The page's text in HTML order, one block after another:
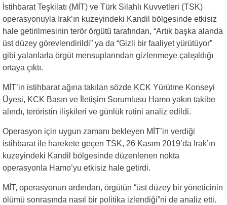
İstihbarat Teşkilatı (MİT) ve Türk Silahlı Kuvvetleri (TSK)
operasyonuyla Irak’ın kuzeyindeki Kandil bölgesinde etkisiz
hale getirilmesinin terör örgütü tarafından, “Artık başka alanda
üst düzey görevlendirildi” ya da “Gizli bir faaliyet yürütüyor”
gibi yalanlarla örgüt mensuplarından gizlenmeye çalışıldığı
ortaya çıktı.
MİT’in istihbarat ağına takılan sözde KCK Yürütme Konseyi
Üyesi, KCK Basın ve İletişim Sorumlusu Hamo yakın takibe
alındı, teröristin ilişkileri ve günlük rutini analiz edildi.
Operasyon için uygun zamanı bekleyen MİT’in verdiği
istihbarat ile harekete geçen TSK, 26 Kasım 2019’da Irak’ın
kuzeyindeki Kandil bölgesinde düzenlenen nokta
operasyonla Hamo’yu etkisiz hale getirdi.
MİT, operasyonun ardından, örgütün “üst düzey bir yöneticinin
ölümü sonrasında nasıl bir politika izlendiği”ni de analiz etti.